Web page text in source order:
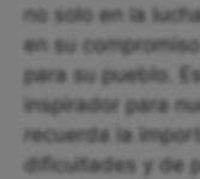
no solo en la
en su
para su pueblo.
inspirador para
recuerda la
dificultades y de